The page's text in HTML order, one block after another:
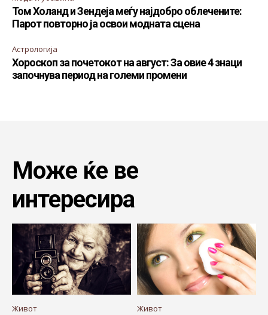
Том Холанд и Зендеја меѓу најдобро облечените:
Парот повторно ја освои модната сцена
Астрологија
Хороскоп за почетокот на август: За овие 4 знаци
започнува период на големи промени
Може ќе ве
интересира
Живот Живот